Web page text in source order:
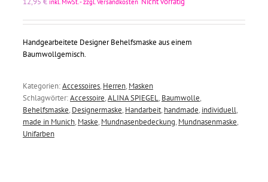
inkl. MwSt. - zzgl. Versandkosten
Handgearbeitete Designer Behelfsmaske aus einem
Baumwollgemisch.
Kategorien:Accessoires, Herren, Masken
Schlagwörter:Accessoire,ALINA SPIEGEL, Baumwolle,
Behelfsmaske, Designermaske, Handarbeit, handmade, individuell,
made in Munich, Maske, Mundnasenbedeckung, Mundnasenmaske,
Unifarben